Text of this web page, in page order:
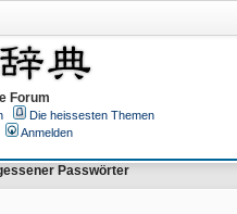
Forum
Die heissesten Themen
Anmelden
Passwörter